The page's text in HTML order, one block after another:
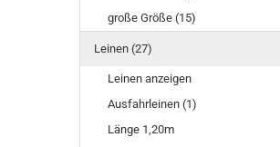
große Größe (15)
Leinen (27)
Leinen anzeigen
Ausfahrleinen (1)
Länge 1,20m